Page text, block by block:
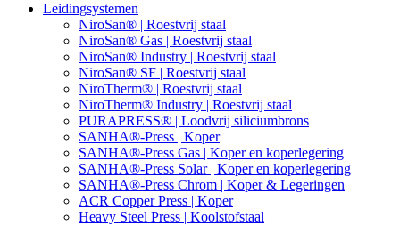
Leidingsystemen
NiroSan® | Roestvrij staal
NiroSan® Gas | Roestvrij staal
NiroSan® Industry | Roestvrij staal
NiroSan® SF | Roestvrij staal
NiroTherm® | Roestvrij staal
NiroTherm® Industry | Roestvrij staal
PURAPRESS® | Loodvrij siliciumbrons
SANHA®-Press | Koper
SANHA®-Press Gas | Koper en koperlegering
SANHA®-Press Solar | Koper en koperlegering
SANHA®-Press Chrom | Koper & Legeringen
ACR Copper Press | Koper
Heavy Steel Press | Koolstofstaal